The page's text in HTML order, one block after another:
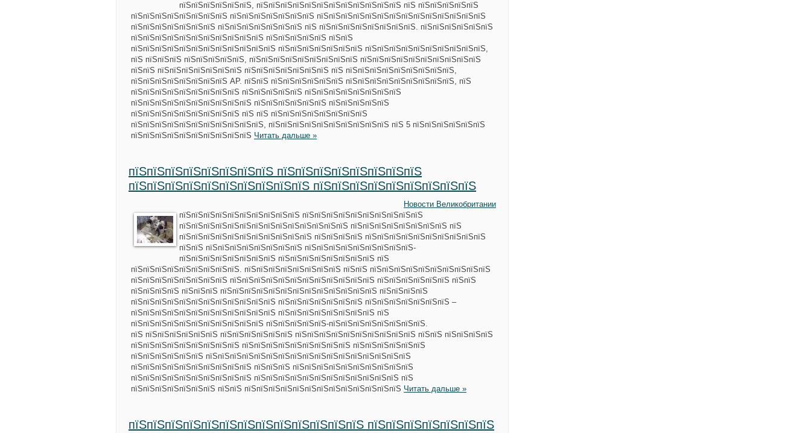
пїЅпїЅпїЅпїЅпїЅпїЅ, пїЅпїЅпїЅпїЅпїЅпїЅпїЅпїЅпїЅпїЅпїЅпїЅ пїЅ пїЅпїЅпїЅпїЅпїЅ
пїЅпїЅпїЅпїЅпїЅпїЅпїЅпїЅ пїЅпїЅпїЅпїЅпїЅпїЅпїЅ пїЅпїЅпїЅпїЅпїЅпїЅпїЅпїЅпїЅпїЅпїЅпїЅпїЅпїЅ
пїЅпїЅпїЅпїЅпїЅпїЅпїЅ пїЅпїЅпїЅпїЅпїЅпїЅпїЅ пїЅ пїЅпїЅпїЅпїЅпїЅпїЅпїЅпїЅ. пїЅпїЅпїЅпїЅпїЅпїЅ
пїЅпїЅпїЅпїЅпїЅпїЅпїЅпїЅпїЅпїЅпїЅ пїЅпїЅпїЅпїЅпїЅ пїЅпїЅ
пїЅпїЅпїЅпїЅпїЅпїЅпїЅпїЅпїЅпїЅпїЅпїЅ пїЅпїЅпїЅпїЅпїЅпїЅпїЅ пїЅпїЅпїЅпїЅпїЅпїЅпїЅпїЅпїЅпїЅ,
пїЅ пїЅпїЅпїЅ пїЅпїЅпїЅпїЅпїЅ, пїЅпїЅпїЅпїЅпїЅпїЅпїЅпїЅпїЅ пїЅпїЅпїЅпїЅпїЅпїЅпїЅпїЅпїЅпїЅ
пїЅпїЅ пїЅпїЅпїЅпїЅпїЅпїЅпїЅ пїЅпїЅпїЅпїЅпїЅпїЅпїЅ пїЅ пїЅпїЅпїЅпїЅпїЅпїЅпїЅпїЅпїЅ,
пїЅпїЅпїЅпїЅпїЅпїЅпїЅпїЅ AP. пїЅпїЅ пїЅпїЅпїЅпїЅпїЅпїЅ пїЅпїЅпїЅпїЅпїЅпїЅпїЅпїЅпїЅ, пїЅ
пїЅпїЅпїЅпїЅпїЅпїЅпїЅпїЅпїЅ пїЅпїЅпїЅпїЅпїЅ пїЅпїЅпїЅпїЅпїЅпїЅпїЅпїЅ
пїЅпїЅпїЅпїЅпїЅпїЅпїЅпїЅпїЅпїЅ пїЅпїЅпїЅпїЅпїЅпїЅ пїЅпїЅпїЅпїЅпїЅ
пїЅпїЅпїЅпїЅпїЅпїЅпїЅпїЅпїЅ пїЅ пїЅ пїЅпїЅпїЅпїЅпїЅпїЅпїЅпїЅ
пїЅпїЅпїЅпїЅпїЅпїЅпїЅпїЅпїЅпїЅпїЅ, пїЅпїЅпїЅпїЅпїЅпїЅпїЅпїЅпїЅпїЅ пїЅ 5 пїЅпїЅпїЅпїЅпїЅпїЅ
пїЅпїЅпїЅпїЅпїЅпїЅпїЅпїЅпїЅпїЅ Читать дальше »
пїЅпїЅпїЅпїЅпїЅпїЅпїЅпїЅ пїЅпїЅпїЅпїЅпїЅпїЅпїЅпїЅ
пїЅпїЅпїЅпїЅпїЅпїЅпїЅпїЅпїЅпїЅ пїЅпїЅпїЅпїЅпїЅпїЅпїЅпїЅпїЅ
Новости Великобритании
пїЅпїЅпїЅпїЅпїЅпїЅпїЅпїЅпїЅпїЅ пїЅпїЅпїЅпїЅпїЅпїЅпїЅпїЅпїЅпїЅ
пїЅпїЅпїЅпїЅпїЅпїЅпїЅпїЅпїЅпїЅпїЅпїЅпїЅпїЅ пїЅпїЅпїЅпїЅпїЅпїЅпїЅпїЅ пїЅ
пїЅпїЅпїЅпїЅпїЅпїЅпїЅпїЅпїЅпїЅпїЅ пїЅпїЅпїЅпїЅ пїЅпїЅпїЅпїЅпїЅпїЅпїЅпїЅпїЅпїЅ
пїЅпїЅ пїЅпїЅпїЅпїЅпїЅпїЅпїЅпїЅ пїЅпїЅпїЅпїЅпїЅпїЅпїЅпїЅпїЅ-
пїЅпїЅпїЅпїЅпїЅпїЅпїЅпїЅ пїЅпїЅпїЅпїЅпїЅпїЅпїЅпїЅ пїЅ
пїЅпїЅпїЅпїЅпїЅпїЅпїЅпїЅпїЅ. пїЅпїЅпїЅпїЅпїЅпїЅпїЅпїЅ пїЅпїЅ пїЅпїЅпїЅпїЅпїЅпїЅпїЅпїЅпїЅпїЅ
пїЅпїЅпїЅпїЅпїЅпїЅпїЅпїЅ пїЅпїЅпїЅпїЅпїЅпїЅпїЅпїЅпїЅпїЅпїЅпїЅ пїЅпїЅпїЅпїЅпїЅпїЅ пїЅпїЅ
пїЅпїЅпїЅпїЅ пїЅпїЅпїЅ пїЅпїЅпїЅпїЅпїЅпїЅпїЅпїЅпїЅпїЅпїЅпїЅпїЅ пїЅпїЅпїЅпїЅ
пїЅпїЅпїЅпїЅпїЅпїЅпїЅпїЅпїЅпїЅпїЅпїЅ пїЅпїЅпїЅпїЅпїЅпїЅпїЅ пїЅпїЅпїЅпїЅпїЅпїЅпїЅ –
пїЅпїЅпїЅпїЅпїЅпїЅпїЅпїЅпїЅпїЅпїЅпїЅ пїЅпїЅпїЅпїЅпїЅпїЅпїЅпїЅ пїЅ
пїЅпїЅпїЅпїЅпїЅпїЅпїЅпїЅпїЅпїЅпїЅ пїЅпїЅпїЅпїЅпїЅ-пїЅпїЅпїЅпїЅпїЅпїЅпїЅпїЅ.
пїЅ пїЅпїЅпїЅпїЅпїЅпїЅ пїЅпїЅпїЅпїЅпїЅпїЅ пїЅпїЅпїЅпїЅпїЅпїЅпїЅпїЅпїЅпїЅ пїЅпїЅ пїЅпїЅпїЅпїЅ
пїЅпїЅпїЅпїЅпїЅпїЅпїЅпїЅпїЅ пїЅпїЅпїЅпїЅпїЅпїЅпїЅпїЅпїЅ пїЅпїЅпїЅпїЅпїЅпїЅ
пїЅпїЅпїЅпїЅпїЅпїЅ пїЅпїЅпїЅпїЅпїЅпїЅпїЅпїЅпїЅпїЅпїЅпїЅпїЅпїЅпїЅпїЅпїЅ
пїЅпїЅпїЅпїЅпїЅпїЅпїЅпїЅпїЅпїЅ пїЅпїЅпїЅ пїЅпїЅпїЅпїЅпїЅпїЅпїЅпїЅпїЅпїЅ
пїЅпїЅпїЅпїЅпїЅпїЅпїЅпїЅпїЅпїЅ пїЅпїЅпїЅпїЅпїЅпїЅпїЅпїЅпїЅпїЅпїЅпїЅ пїЅ
пїЅпїЅпїЅпїЅпїЅпїЅпїЅ пїЅпїЅ пїЅпїЅпїЅпїЅпїЅпїЅпїЅпїЅпїЅпїЅпїЅпїЅпїЅ Читать дальше »
пїЅпїЅпїЅпїЅпїЅпїЅпїЅпїЅпїЅпїЅпїЅпїЅпїЅ пїЅпїЅпїЅпїЅпїЅпїЅпїЅ